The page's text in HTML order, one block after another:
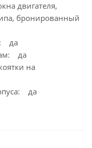
двигателя,
бронированный
да
да
на
да